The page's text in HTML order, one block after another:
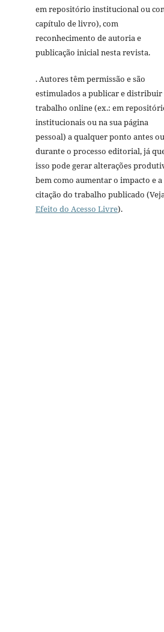
em repositório institucional ou
capítulo de livro), com
reconhecimento de autoria e
publicação inicial nesta revista.
. Autores têm permissão e são
estimulados a publicar e distribuir
trabalho online (ex.: em
institucionais ou na sua página
pessoal) a qualquer ponto antes ou
durante o processo editorial, já
isso pode gerar alterações
bem como aumentar o impacto e a
citação do trabalho publicado
Efeito do Acesso Livre).